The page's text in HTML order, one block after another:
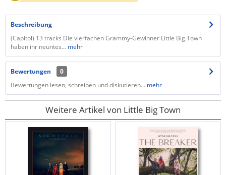
Beschreibung
(Capitol) 13 tracks Die vierfachen Grammy-Gewinner Little Big Town
haben ihr neuntes... mehr
Bewertungen
0
Bewertungen lesen, schreiben und diskutieren... mehr
Weitere Artikel von Little Big Town